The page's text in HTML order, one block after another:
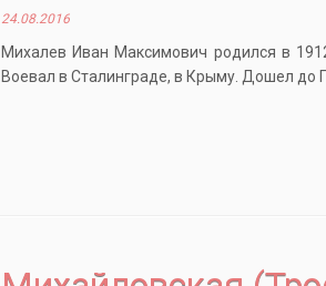
24.08.2016
Михалев Иван Максимович родился в
Воевал в Сталинграде, в Крыму. Дошел до